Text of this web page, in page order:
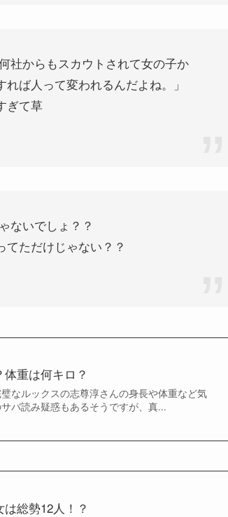
社からもスカウトされて女の子か
ば人って変われるんだよね。」
ぎて草
ないでしょ？？
ただけじゃない？？
重は何キロ？
なルックスの志尊淳さんの身長や体重など気
バ読み疑惑もあるそうですが、真...
総勢12人！？